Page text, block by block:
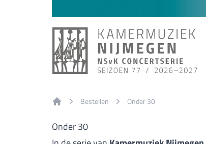
Bestellen Onder 30
Onder 30